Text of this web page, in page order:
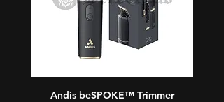
Andis beSPOKE™ Trimmer